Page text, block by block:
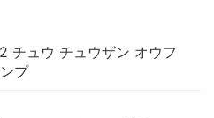
チュウ チュウザン オウフ
プ